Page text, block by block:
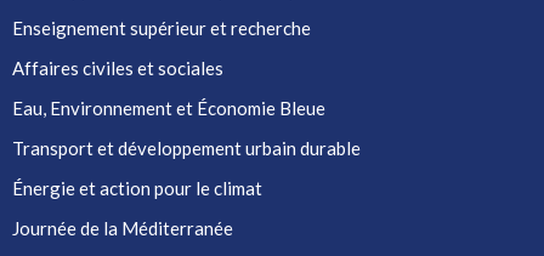
Enseignement supérieur et recherche
Affaires civiles et sociales
Eau, Environnement et Économie Bleue
Transport et développement urbain durable
Énergie et action pour le climat
Journée de la Méditerranée